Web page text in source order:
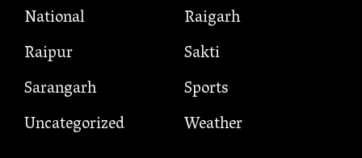
National
Raigarh
Raipur
Sakti
Sarangarh
Sports
Uncategorized
Weather